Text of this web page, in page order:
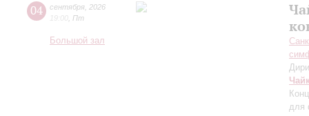
04 сентября 2026
19:00 Пт
Большой зал
для